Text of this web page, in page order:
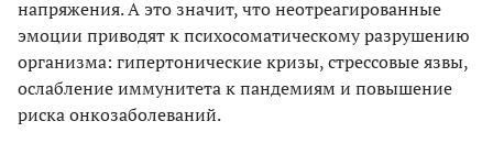
напряжения. А это значит, что неотреагированные
эмоции приводят к психосоматическому разрушению
организма: гипертонические кризы, стрессовые язвы,
ослабление иммунитета к пандемиям и повышение
риска онкозаболеваний.